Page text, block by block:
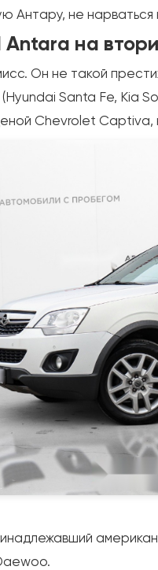
Антару, не
Antara на
Он не такой
Santa Fe, Kia
Chevrolet